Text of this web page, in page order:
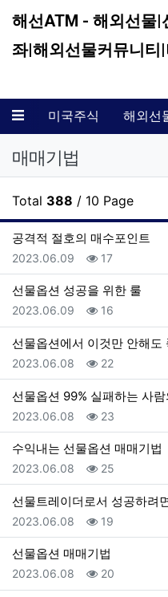
해선ATM - 해외선물|
좌|해외선물커뮤니
메뉴 미국주식 해외선
매매기법
Total 388 / 10 Page
공격적 절호의 매수포인트
등록일
2023.06.09 조회
17
선물옵션 성공을 위한 룰
등록일
2023.06.09 조회
16
선물옵션에서 이것만 안해도
등록일
2023.06.08 조회
22
선물옵션 99% 실패하는 사
등록일
2023.06.08 조회
23
수익내는 선물옵션 매매기법
등록일
2023.06.08 조회
25
선물트레이더로서 성공하려
등록일
2023.06.08 조회
19
선물옵션 매매기법
등록일
2023.06.08 조회
20